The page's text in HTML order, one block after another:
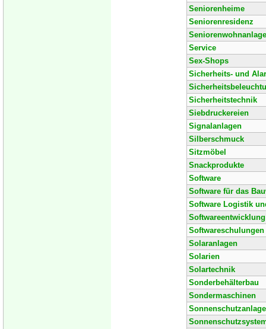
Seniorenheime
Seniorenresidenz
Service
Sex-Shops
Sicherheits- und
Sicherheitstechnik
Siebdruckereien
Signalanlagen
Silberschmuck
Sitzmöbel
Snackprodukte
Software
Software für das
Software Logistik
Softwareentwicklung
Softwareschulungen
Solaranlagen
Solarien
Solartechnik
Sonderbehälterbau
Sondermaschinen